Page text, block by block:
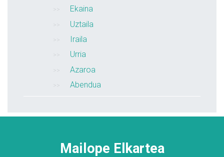
Ekaina
Uztaila
Iraila
Urria
Azaroa
Abendua
Mailope Elkartea